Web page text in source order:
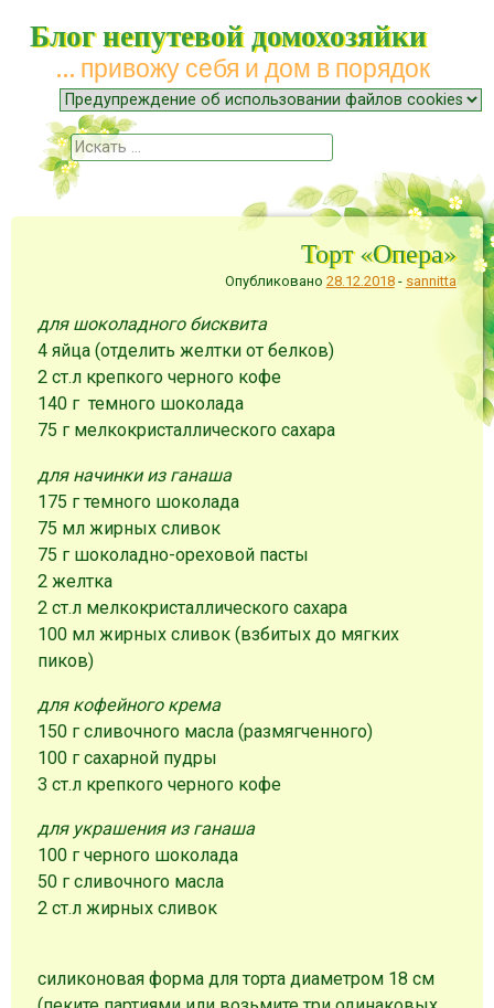
Блог непутевой домохозяйки
… привожу себя и дом в порядок
Меню
Наверх
Поиск
Торт «Опера»
Опубликовано 28.12.2018- sannitta
для шоколадного бисквита
4 яйца (отделить желтки от белков)
2 ст.л крепкого черного кофе
140 г темного шоколада
75 г мелкокристаллического сахара
для начинки из ганаша
175 г темного шоколада
75 мл жирных сливок
75 г шоколадно-ореховой пасты
2 желтка
2 ст.л мелкокристаллического сахара
100 мл жирных сливок (взбитых до мягких
пиков)
для кофейного крема
150 г сливочного масла (размягченного)
100 г сахарной пудры
3 ст.л крепкого черного кофе
для украшения из ганаша
100 г черного шоколада
50 г сливочного масла
2 ст.л жирных сливок
силиконовая форма для торта диаметром 18 см